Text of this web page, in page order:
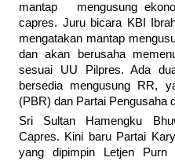
mantap mengusung
capres. Juru bicara KBI
mengatakan mantap
dan akan berusaha
sesuai UU Pilpres. Ada
bersedia mengusung RR,
(PBR) dan Partai Pengusaha
Sri Sultan Hamengku
Capres. Kini baru Partai
yang dipimpin Letjen